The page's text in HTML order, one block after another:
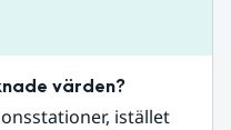
värden?
istället